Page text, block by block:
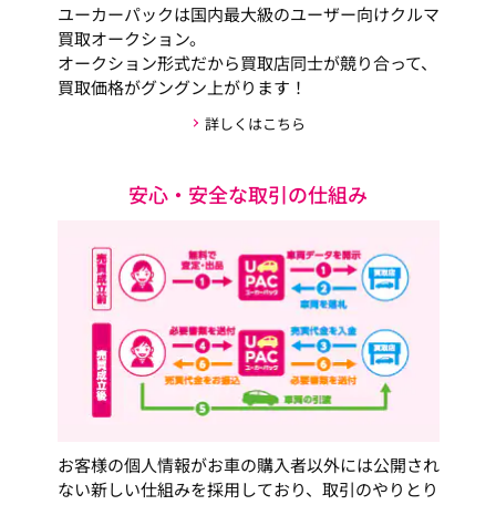
ユーカーパックは国内最大級のユーザー向けクルマ
買取オークション。
オークション形式だから買取店同士が競り合って、
買取価格がグングン上がります！
詳しくはこちら
安心・安全な取引の仕組み
お客様の個人情報がお車の購入者以外には公開され
ない新しい仕組みを採用しており、取引のやりとり